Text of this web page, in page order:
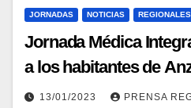
JORNADAS NOTICIAS REGIONALES
Jornada Médica
a los habitantes de
13/01/2023 PRENSA